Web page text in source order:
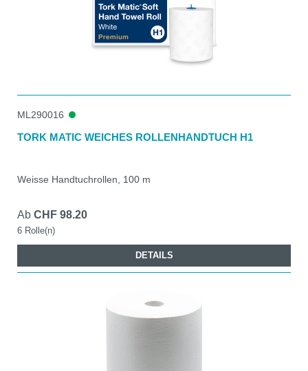
ML290016
TORK MATIC WEICHES ROLLENHANDTUCH H1
Weisse Handtuchrollen, 100 m
Ab CHF 98.20
6 Rolle(n)
DETAILS